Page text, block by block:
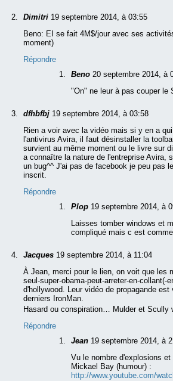
Dimitri 19 septembre 2014, à 03:55
Beno: EI se fait 4M$/jour avec ses
moment)
Répondre
Beno 20 septembre 2014, à
"On" ne leur à pas couper
dfhbfbj 19 septembre 2014, à 03:58
Rien a voir avec la vidéo mais si y en a
l'antivirus Avira, il faut désinstaller la
survient au même moment ou le livre sur
a connaître la nature de l'entreprise Avira,
un bug^^ J'ai pas de facebook je peu pas
inscrit.
Répondre
Plop 19 septembre 2014, à
Laisses tomber windows et
compliqué mais c est
Jacques 19 septembre 2014, à 11:04
À Jean, merci pour le lien, on voit que les
seul-super-obama-peut-arreter-en-collant(-
d'hollywood. Leur vidéo de propagande
derniers IronMan.
Hasard ou conspiration… Mulder et Scully
Répondre
Jean 19 septembre 2014, à
Vu le nombre d'explosions
Mickael Bay (humour) :
http://www.youtube.com/